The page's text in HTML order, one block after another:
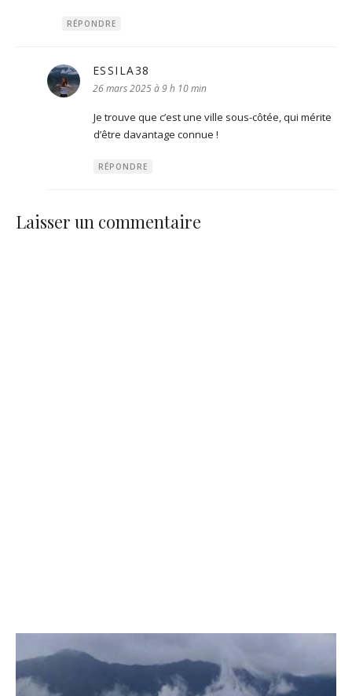
RÉPONDRE
ESSILA38
26 mars 2025 à 9 h 10 min
Je trouve que c’est une ville sous-côtée, qui mérite
d’être davantage connue !
RÉPONDRE
Laisser un commentaire